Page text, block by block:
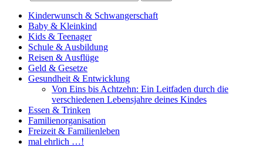
Kinderwunsch & Schwangerschaft
Baby & Kleinkind
Kids & Teenager
Schule & Ausbildung
Reisen & Ausflüge
Geld & Gesetze
Gesundheit & Entwicklung
Von Eins bis Achtzehn: Ein Leitfaden durch die
verschiedenen Lebensjahre deines Kindes
Essen & Trinken
Familienorganisation
Freizeit & Familienleben
mal ehrlich …!